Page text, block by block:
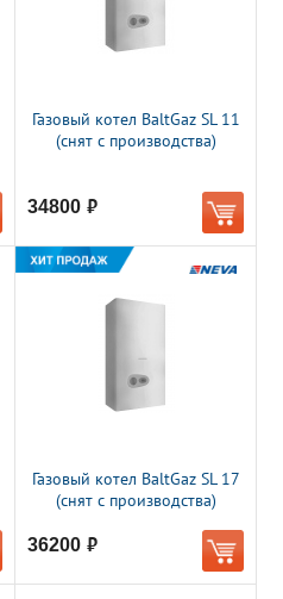
Газовый котел BaltGaz SL 11
(снят с производства)
34800 руб.
Газовый котел BaltGaz SL 17
(снят с производства)
36200 руб.